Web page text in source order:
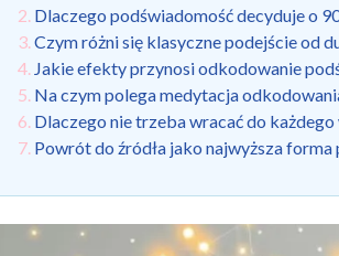
Dlaczego podświadomość decyduje o
Czym różni się klasyczne podejście od
Jakie efekty przynosi odkodowanie
Na czym polega medytacja
Dlaczego nie trzeba wracać do każdego
Powrót do źródła jako najwyższa